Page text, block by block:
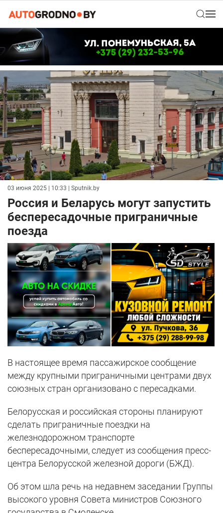
03 июня 2025 | 10:33 | Sputnik.by
Россия и Беларусь могут запустить
беспересадочные приграничные
поезда
В настоящее время пассажирское сообщение
между крупными приграничными центрами двух
союзных стран организовано с пересадками.
Белорусская и российская стороны планируют
сделать приграничные поездки на
железнодорожном транспорте
беспересадочными, следует из сообщения пресс-
центра Белорусской железной дороги (БЖД).
Об этом шла речь на недавнем заседании Группы
высокого уровня Совета министров Союзного